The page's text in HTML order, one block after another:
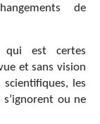
de
qui est certes
et sans vision
les
ou ne